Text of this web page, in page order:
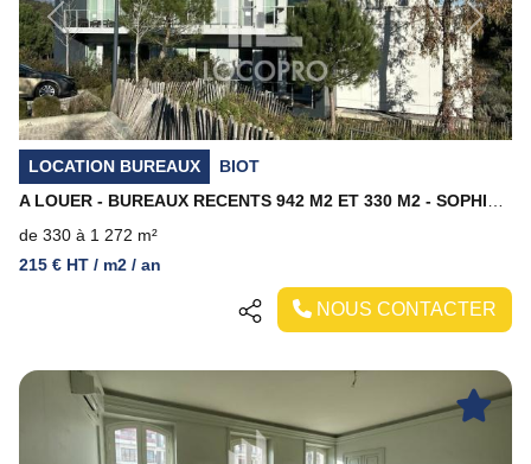
Previous Next
LOCATION BUREAUX
BIOT
de 330 à 1 272 m²
215 € HT / m2 / an
NOUS CONTACTER